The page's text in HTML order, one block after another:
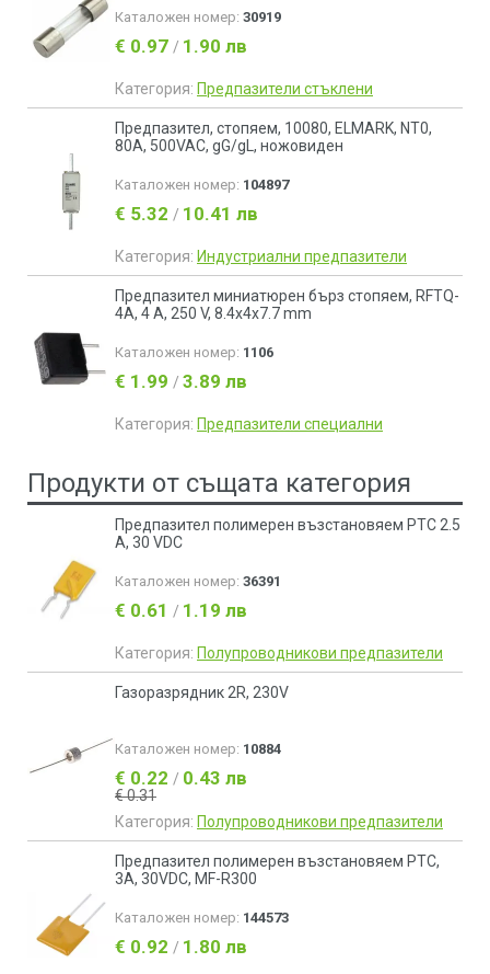
Каталожен номер: 30919
€ 0.97 / 1.90 лв
Категория: Предпазители стъклени
Предпазител, стопяем, 10080, ELMARK, NT0,
80A, 500VAC, gG/gL, ножовиден
Каталожен номер: 104897
€ 5.32 / 10.41 лв
Категория: Индустриални предпазители
Предпазител миниатюрен бърз стопяем, RFTQ-
4A, 4 A, 250 V, 8.4x4x7.7 mm
Каталожен номер: 1106
€ 1.99 / 3.89 лв
Категория: Предпазители специални
Продукти от същата категория
Предпазител полимерен възстановяем PTC 2.5
A, 30 VDC
Каталожен номер: 36391
€ 0.61 / 1.19 лв
Категория: Полупроводникови предпазители
Газоразрядник 2R, 230V
Каталожен номер: 10884
€ 0.22 / 0.43 лв
€ 0.31
Категория: Полупроводникови предпазители
Предпазител полимерен възстановяем PTC,
3A, 30VDC, MF-R300
Каталожен номер: 144573
€ 0.92 / 1.80 лв